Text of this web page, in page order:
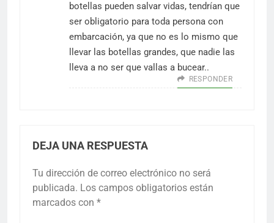
botellas pueden salvar vidas, tendrían que
ser obligatorio para toda persona con
embarcación, ya que no es lo mismo que
llevar las botellas grandes, que nadie las
lleva a no ser que vallas a bucear..
RESPONDER
DEJA UNA RESPUESTA
Tu dirección de correo electrónico no será
publicada. Los campos obligatorios están
marcados con *